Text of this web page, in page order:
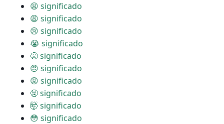
😫 significado
😩 significado
😢 significado
😭 significado
😤 significado
😠 significado
😡 significado
🤬 significado
🤯 significado
😳 significado